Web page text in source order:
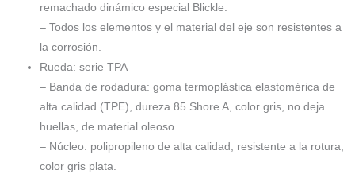
remachado dinámico especial Blickle.
– Todos los elementos y el material del eje son resistentes a
la corrosión.
Rueda: serie TPA
– Banda de rodadura: goma termoplástica elastomérica de
alta calidad (TPE), dureza 85 Shore A, color gris, no deja
huellas, de material oleoso.
– Núcleo: polipropileno de alta calidad, resistente a la rotura,
color gris plata.